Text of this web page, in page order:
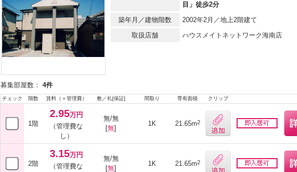
目」徒歩2分
築年月／建物階数
2002年2月／地上2階建て
取扱店舗
ハウスメイトネットワーク海南店
募集部屋数： 4件
チェック 階数 賃料（＋管理費） 敷／礼[保証] 間取り 専有面積 クリップ
1階
2.95万円
（管理費な
し）
無/無
[無]
1K 21.65m2
2階
3.15万円
（管理費な
無/無
[無]
1K 21.65m2